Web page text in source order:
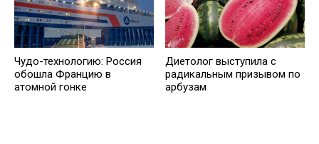
Чудо-технологию: Россия
обошла Францию в
атомной гонке
Диетолог выступила с
радикальным призывом по
арбузам